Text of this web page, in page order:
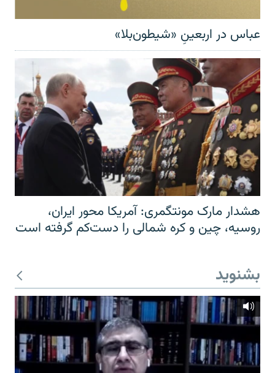
عباس در اربعینِ «شیطون‌بلا»
هشدار مارک مونتگمری: آمریکا محور ایران،
روسیه، چین و کره شمالی را دست‌کم گرفته است
بشنوید